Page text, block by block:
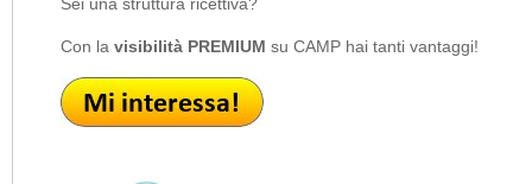
Con la visibilità PREMIUM su CAMP hai tanti vantaggi!